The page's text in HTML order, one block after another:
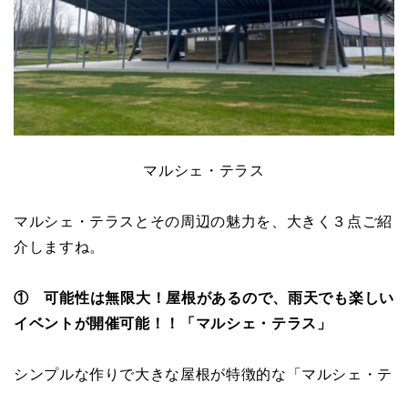
マルシェ・テラス
マルシェ・テラスとその周辺の魅力を、大きく３点ご紹
介しますね。
① 可能性は無限大！屋根があるので、雨天でも楽しい
イベントが開催可能！！「マルシェ・テラス」
シンプルな作りで大きな屋根が特徴的な「マルシェ・テ